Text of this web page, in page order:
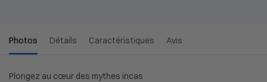
Photos Détails Caractéristiques Avis
Plongez au cœur des mythes incas